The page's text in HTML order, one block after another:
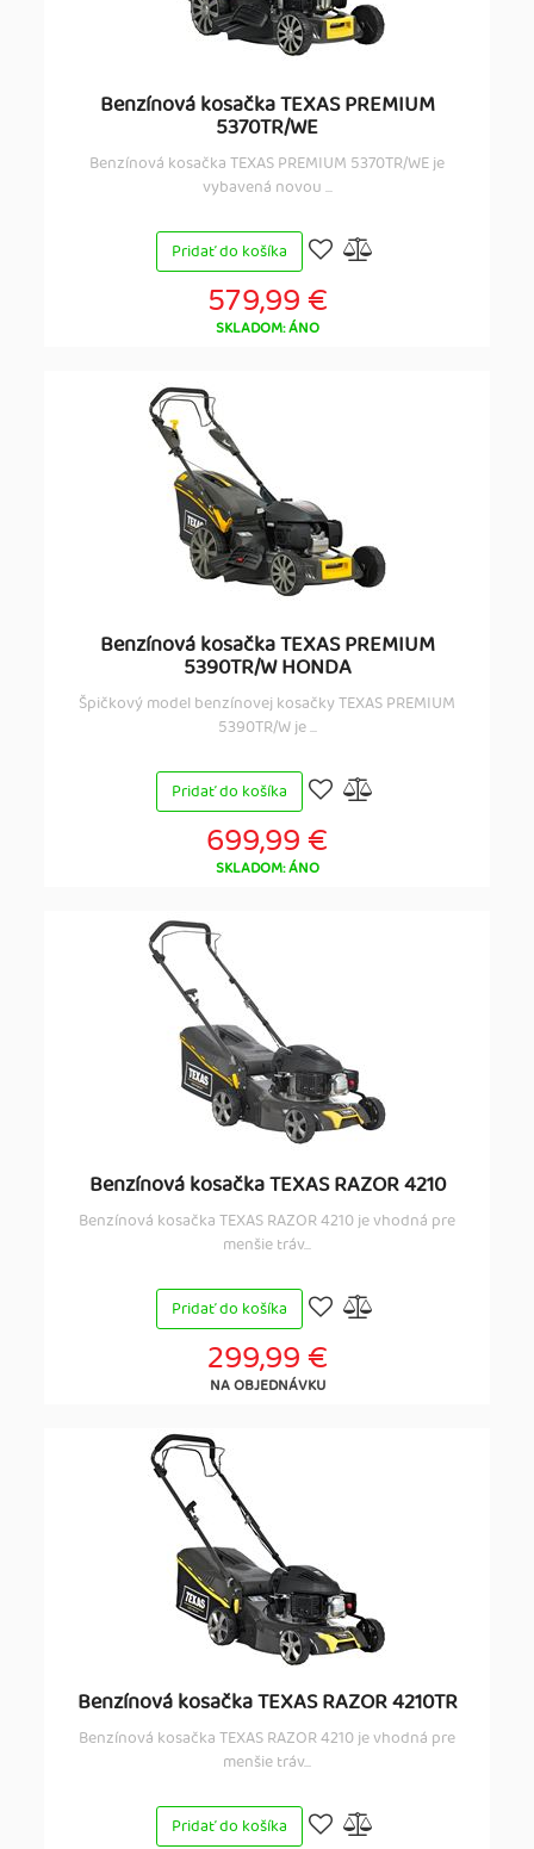
Benzínová kosačka TEXAS PREMIUM
5370TR/WE
Benzínová kosačka TEXAS PREMIUM 5370TR/WE je
vybavená novou ...
Pridať do košíka
579,99 €
SKLADOM: ÁNO
Benzínová kosačka TEXAS PREMIUM
5390TR/W HONDA
Špičkový model benzínovej kosačky TEXAS PREMIUM
5390TR/W je ...
Pridať do košíka
699,99 €
SKLADOM: ÁNO
Benzínová kosačka TEXAS RAZOR 4210
Benzínová kosačka TEXAS RAZOR 4210 je vhodná pre
menšie tráv...
Pridať do košíka
299,99 €
NA OBJEDNÁVKU
Benzínová kosačka TEXAS RAZOR 4210TR
Benzínová kosačka TEXAS RAZOR 4210 je vhodná pre
menšie tráv...
Pridať do košíka